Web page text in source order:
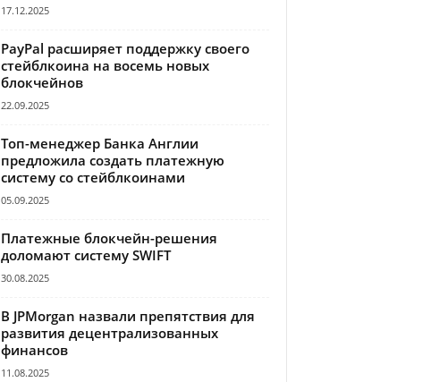
17.12.2025
PayPal расширяет поддержку своего
стейблкоина на восемь новых
блокчейнов
22.09.2025
Топ-менеджер Банка Англии
предложила создать платежную
систему со стейблкоинами
05.09.2025
Платежные блокчейн-решения
доломают систему SWIFT
30.08.2025
В JPMorgan назвали препятствия для
развития децентрализованных
финансов
11.08.2025